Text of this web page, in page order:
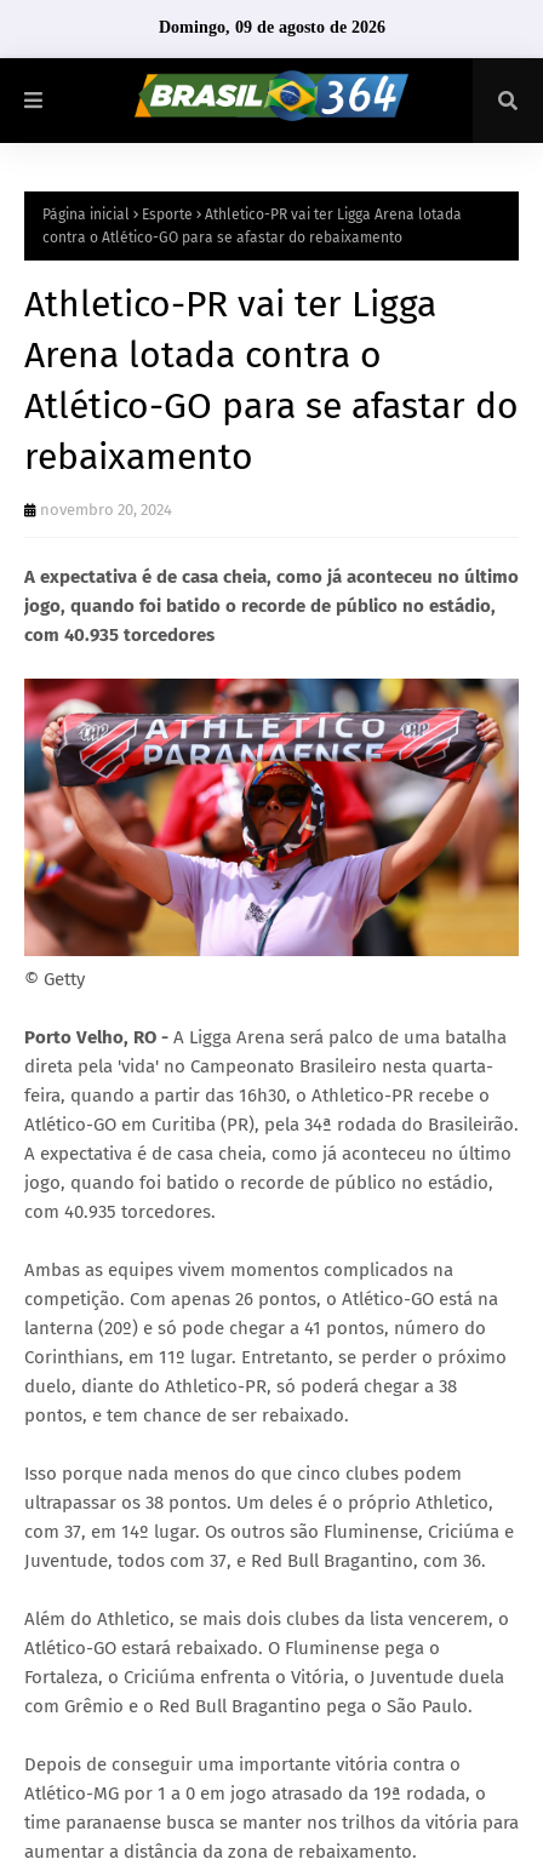
Domingo, 09 de agosto de 2026
Página inicial Esporte
Athletico-PR vai ter Ligga Arena lotada
contra o Atlético-GO para se afastar do rebaixamento
Athletico-PR vai ter Ligga
Arena lotada contra o
Atlético-GO para se afastar do
rebaixamento
novembro 20, 2024
A expectativa é de casa cheia, como já aconteceu no último
jogo, quando foi batido o recorde de público no estádio,
com 40.935 torcedores
© Getty
Porto Velho, RO - A Ligga Arena será palco de uma batalha
direta pela 'vida' no Campeonato Brasileiro nesta quarta-
feira, quando a partir das 16h30, o Athletico-PR recebe o
Atlético-GO em Curitiba (PR), pela 34ª rodada do Brasileirão.
A expectativa é de casa cheia, como já aconteceu no último
jogo, quando foi batido o recorde de público no estádio,
com 40.935 torcedores.
Ambas as equipes vivem momentos complicados na
competição. Com apenas 26 pontos, o Atlético-GO está na
lanterna (20º) e só pode chegar a 41 pontos, número do
Corinthians, em 11º lugar. Entretanto, se perder o próximo
duelo, diante do Athletico-PR, só poderá chegar a 38
pontos, e tem chance de ser rebaixado.
Isso porque nada menos do que cinco clubes podem
ultrapassar os 38 pontos. Um deles é o próprio Athletico,
com 37, em 14º lugar. Os outros são Fluminense, Criciúma e
Juventude, todos com 37, e Red Bull Bragantino, com 36.
Além do Athletico, se mais dois clubes da lista vencerem, o
Atlético-GO estará rebaixado. O Fluminense pega o
Fortaleza, o Criciúma enfrenta o Vitória, o Juventude duela
com Grêmio e o Red Bull Bragantino pega o São Paulo.
Depois de conseguir uma importante vitória contra o
Atlético-MG por 1 a 0 em jogo atrasado da 19ª rodada, o
time paranaense busca se manter nos trilhos da vitória para
aumentar a distância da zona de rebaixamento.